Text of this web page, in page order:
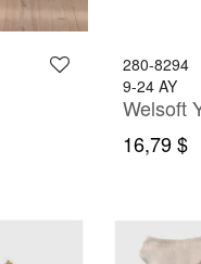
280-8294
9-24 AY
16,79 $